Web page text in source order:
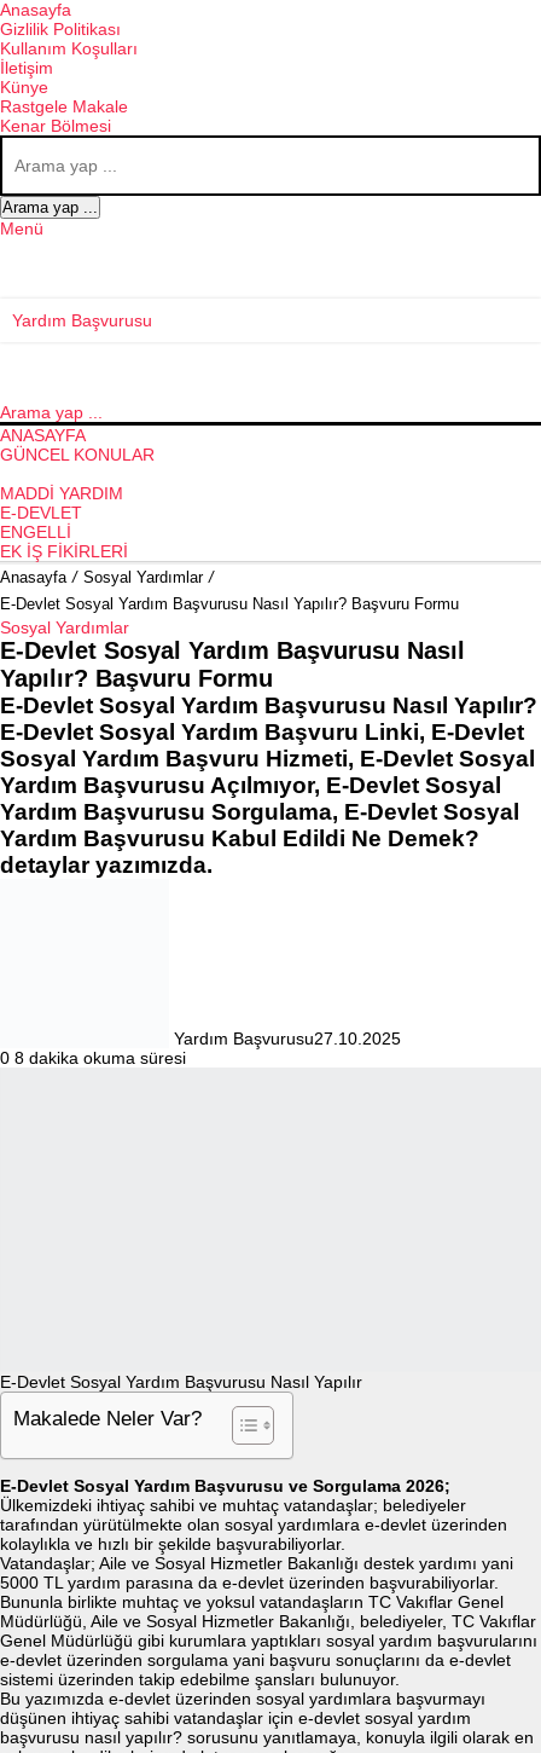
Anasayfa
Gizlilik Politikası
Kullanım Koşulları
İletişim
Künye
Rastgele Makale
Kenar Bölmesi
Arama yap ...
Menü
Yardım Başvurusu
Arama yap ...
ANASAYFA
GÜNCEL KONULAR
MADDI YARDIM
E-DEVLET
ENGELLI
EK İŞ FIKIRLERI
Anasayfa / Sosyal Yardımlar /
E-Devlet Sosyal Yardım Başvurusu Nasıl Yapılır? Başvuru Formu
Sosyal Yardımlar
E-Devlet Sosyal Yardım Başvurusu Nasıl
Yapılır? Başvuru Formu
E-Devlet Sosyal Yardım Başvurusu Nasıl Yapılır?
E-Devlet Sosyal Yardım Başvuru Linki, E-Devlet
Sosyal Yardım Başvuru Hizmeti, E-Devlet Sosyal
Yardım Başvurusu Açılmıyor, E-Devlet Sosyal
Yardım Başvurusu Sorgulama, E-Devlet Sosyal
Yardım Başvurusu Kabul Edildi Ne Demek?
detaylar yazımızda.
Yardım Başvurusu27.10.2025
0 8 dakika okuma süresi
E-Devlet Sosyal Yardım Başvurusu Nasıl Yapılır
Makalede Neler Var?
E-Devlet Sosyal Yardım Başvurusu ve Sorgulama 2026;
Ülkemizdeki ihtiyaç sahibi ve muhtaç vatandaşlar; belediyeler
tarafından yürütülmekte olan sosyal yardımlara e-devlet üzerinden
kolaylıkla ve hızlı bir şekilde başvurabiliyorlar.
Vatandaşlar; Aile ve Sosyal Hizmetler Bakanlığı destek yardımı yani
5000 TL yardım parasına da e-devlet üzerinden başvurabiliyorlar.
Bununla birlikte muhtaç ve yoksul vatandaşların TC Vakıflar Genel
Müdürlüğü, Aile ve Sosyal Hizmetler Bakanlığı, belediyeler, TC Vakıflar
Genel Müdürlüğü gibi kurumlara yaptıkları sosyal yardım başvurularını
e-devlet üzerinden sorgulama yani başvuru sonuçlarını da e-devlet
sistemi üzerinden takip edebilme şansları bulunuyor.
Bu yazımızda e-devlet üzerinden sosyal yardımlara başvurmayı
düşünen ihtiyaç sahibi vatandaşlar için e-devlet sosyal yardım
başvurusu nasıl yapılır? sorusunu yanıtlamaya, konuyla ilgili olarak en